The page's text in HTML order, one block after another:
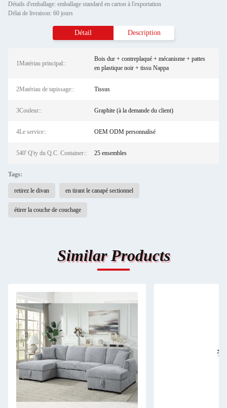
Détails d'emballage: emballage standard en carton à l'exportation
Délai de livraison: 60 jours
Détail Description
1Matériau principal::
Bois dur + contreplaqué + mécanisme + pattes
en plastique noir + tissu Nappa
2Matériau de tapissage:: Tissus
3Couleur:: Graphite (à la demande du client)
4Le service:: OEM ODM personnalisé
540' Q'ty du Q.C. Container:: 25 ensembles
Tags:
retirez le divan en tirant le canapé sectionnel
étirer la couche de couchage
Similar Products